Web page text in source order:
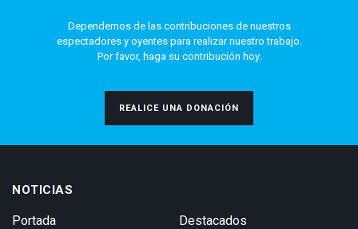
Dependemos de las contribuciones de nuestros
espectadores y oyentes para realizar nuestro trabajo.
Por favor, haga su contribución hoy.
REALICE UNA DONACIÓN
NOTICIAS
Portada Destacados